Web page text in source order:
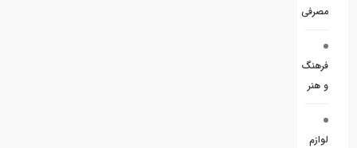
مصرفی
فرهنگ
و هنر
لوازم